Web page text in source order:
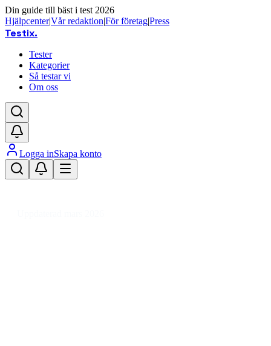
Din guide till bäst i test 2026
Hjälpcenter|Vår redaktion|För företag|Press
Testix.
Tester
Kategorier
Så testar vi
Om oss
Logga inSkapa konto